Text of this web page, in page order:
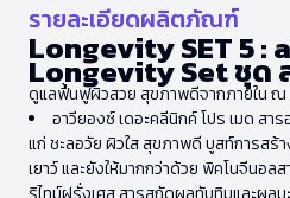
รายละเอียดผลิตภัณฑ์
Longevity SET 5 :
Longevity Setชุด
ดูแลฟื้นฟูผิวสวย สุขภาพดีจากภายใน ณ
อาวียองซ์ เดอะคลีนิกค์ โปร เมด ส
แก่ ชะลอวัย ผิวใส สุขภาพดี บูสท์การสร้
เยาว์ และยังให้มากกว่าด้วย พิคโนจีนอ